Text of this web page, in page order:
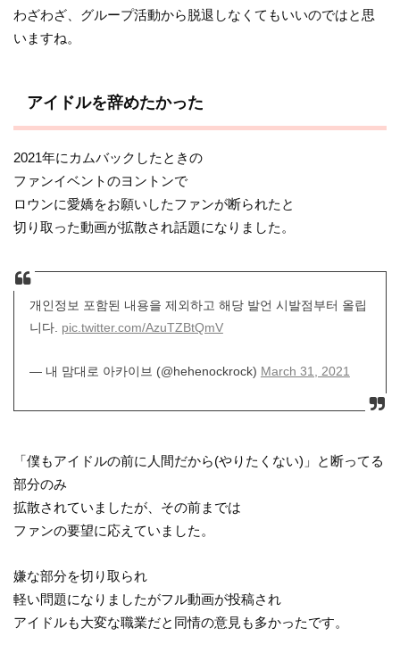
わざわざ、グループ活動から脱退しなくてもいいのではと思
いますね。
アイドルを辞めたかった
2021年にカムバックしたときの
ファンイベントのヨントンで
ロウンに愛嬌をお願いしたファンが断られたと
切り取った動画が拡散され話題になりました。
개인정보 포함된 내용을 제외하고 해당 발언 시발점부터 올립
니다. pic.twitter.com/AzuTZBtQmV
— 내 맘대로 아카이브 (@hehenockrock) March 31, 2021
「僕もアイドルの前に人間だから(やりたくない)」と断ってる
部分のみ
拡散されていましたが、その前までは
ファンの要望に応えていました。
嫌な部分を切り取られ
軽い問題になりましたがフル動画が投稿され
アイドルも大変な職業だと同情の意見も多かったです。